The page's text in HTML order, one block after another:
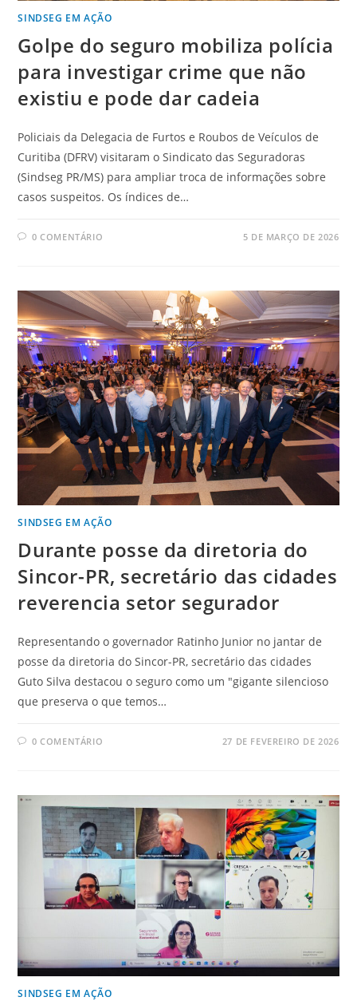
SINDSEG EM AÇÃO
Golpe do seguro mobiliza polícia
para investigar crime que não
existiu e pode dar cadeia
Policiais da Delegacia de Furtos e Roubos de Veículos de
Curitiba (DFRV) visitaram o Sindicato das Seguradoras
(Sindseg PR/MS) para ampliar troca de informações sobre
casos suspeitos. Os índices de…
0 COMENTÁRIO 5 DE MARÇO DE 2026
SINDSEG EM AÇÃO
Durante posse da diretoria do
Sincor-PR, secretário das cidades
reverencia setor segurador
Representando o governador Ratinho Junior no jantar de
posse da diretoria do Sincor-PR, secretário das cidades
Guto Silva destacou o seguro como um "gigante silencioso
que preserva o que temos…
0 COMENTÁRIO 27 DE FEVEREIRO DE 2026
SINDSEG EM AÇÃO